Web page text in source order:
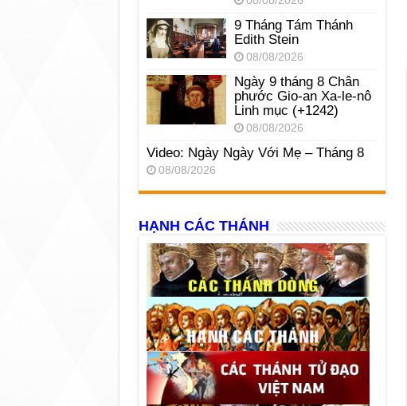
9 Tháng Tám Thánh
Edith Stein
08/08/2026
Ngày 9 tháng 8 Chân
phước Gio-an Xa-le-nô
Linh mục (+1242)
08/08/2026
Video: Ngày Ngày Với Mẹ – Tháng 8
08/08/2026
HẠNH CÁC THÁNH